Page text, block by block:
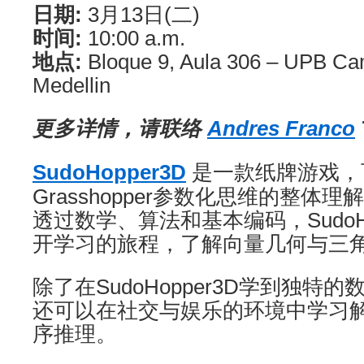
日期: 3月13日(二)
时间 : 10:00 a.m.
地点: Bloque 9, Aula 306 – UPB
Medellin
更多详情，请联络 Andres Franco
SudoHopper3D 是一款纸牌游戏
Grasshopper参数化思维的整体理
透过数学、算法和基本编码，
开学习的旅程，了解向量几何与三
除了在SudoHopper3D学到独特的
还可以在社交与娱乐的环境中学习
序推理。